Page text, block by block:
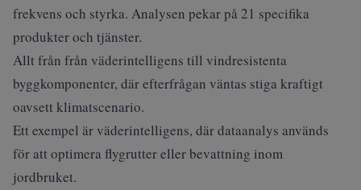
frekvens och styrka. Analysen pekar på 21 specifika
produkter och tjänster.
Allt från från väderintelligens till vindresistenta
byggkomponenter, där efterfrågan väntas stiga kraftigt
oavsett klimatscenario.
Ett exempel är väderintelligens, där dataanalys används
för att optimera flygrutter eller bevattning inom
jordbruket.